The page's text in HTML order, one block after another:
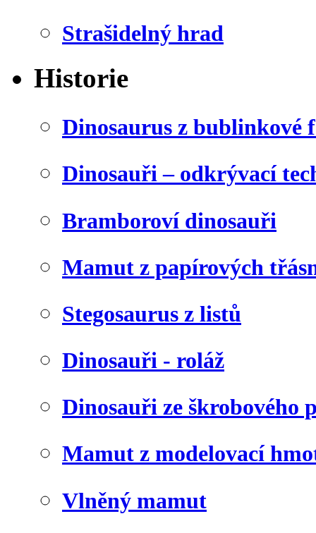
Strašidelný hrad
Historie
Dinosaurus z bublinkové
Dinosauři – odkrývací
Bramboroví dinosauři
Mamut z papírových
Stegosaurus z listů
Dinosauři - roláž
Dinosauři ze škrobového
Mamut z modelovací
Vlněný mamut